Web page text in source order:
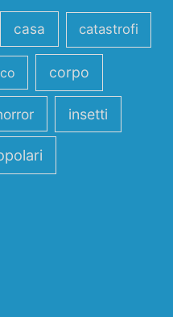
casa catastrofi
corpo
insetti